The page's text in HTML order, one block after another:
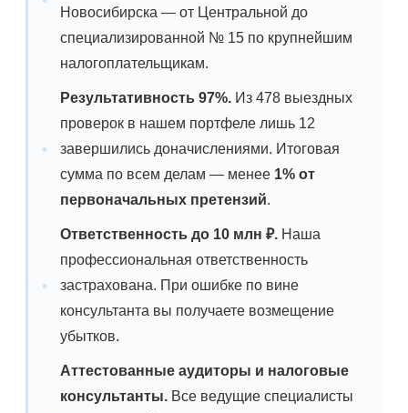
Новосибирска — от Центральной до
специализированной № 15 по крупнейшим
налогоплательщикам.
Результативность 97%. Из 478 выездных
проверок в нашем портфеле лишь 12
завершились доначислениями. Итоговая
сумма по всем делам — менее 1% от
первоначальных претензий.
Ответственность до 10 млн ₽. Наша
профессиональная ответственность
застрахована. При ошибке по вине
консультанта вы получаете возмещение
убытков.
Аттестованные аудиторы и налоговые
консультанты. Все ведущие специалисты